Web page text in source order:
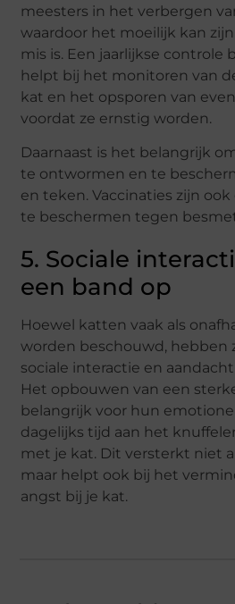
meesters in het verbergen
waardoor het moeilijk kan
mis is. Een jaarlijkse controle
helpt bij het monitoren van
kat en het opsporen van
voordat ze ernstig worden.
Daarnaast is het belangrijk
te ontwormen en te
en teken. Vaccinaties zijn
te beschermen tegen
5. Sociale
een band op
Hoewel katten vaak als
worden beschouwd, hebben
sociale interactie en
Het opbouwen van een
belangrijk voor hun
dagelijks tijd aan het
met je kat. Dit versterkt niet
maar helpt ook bij het
angst bij je kat.